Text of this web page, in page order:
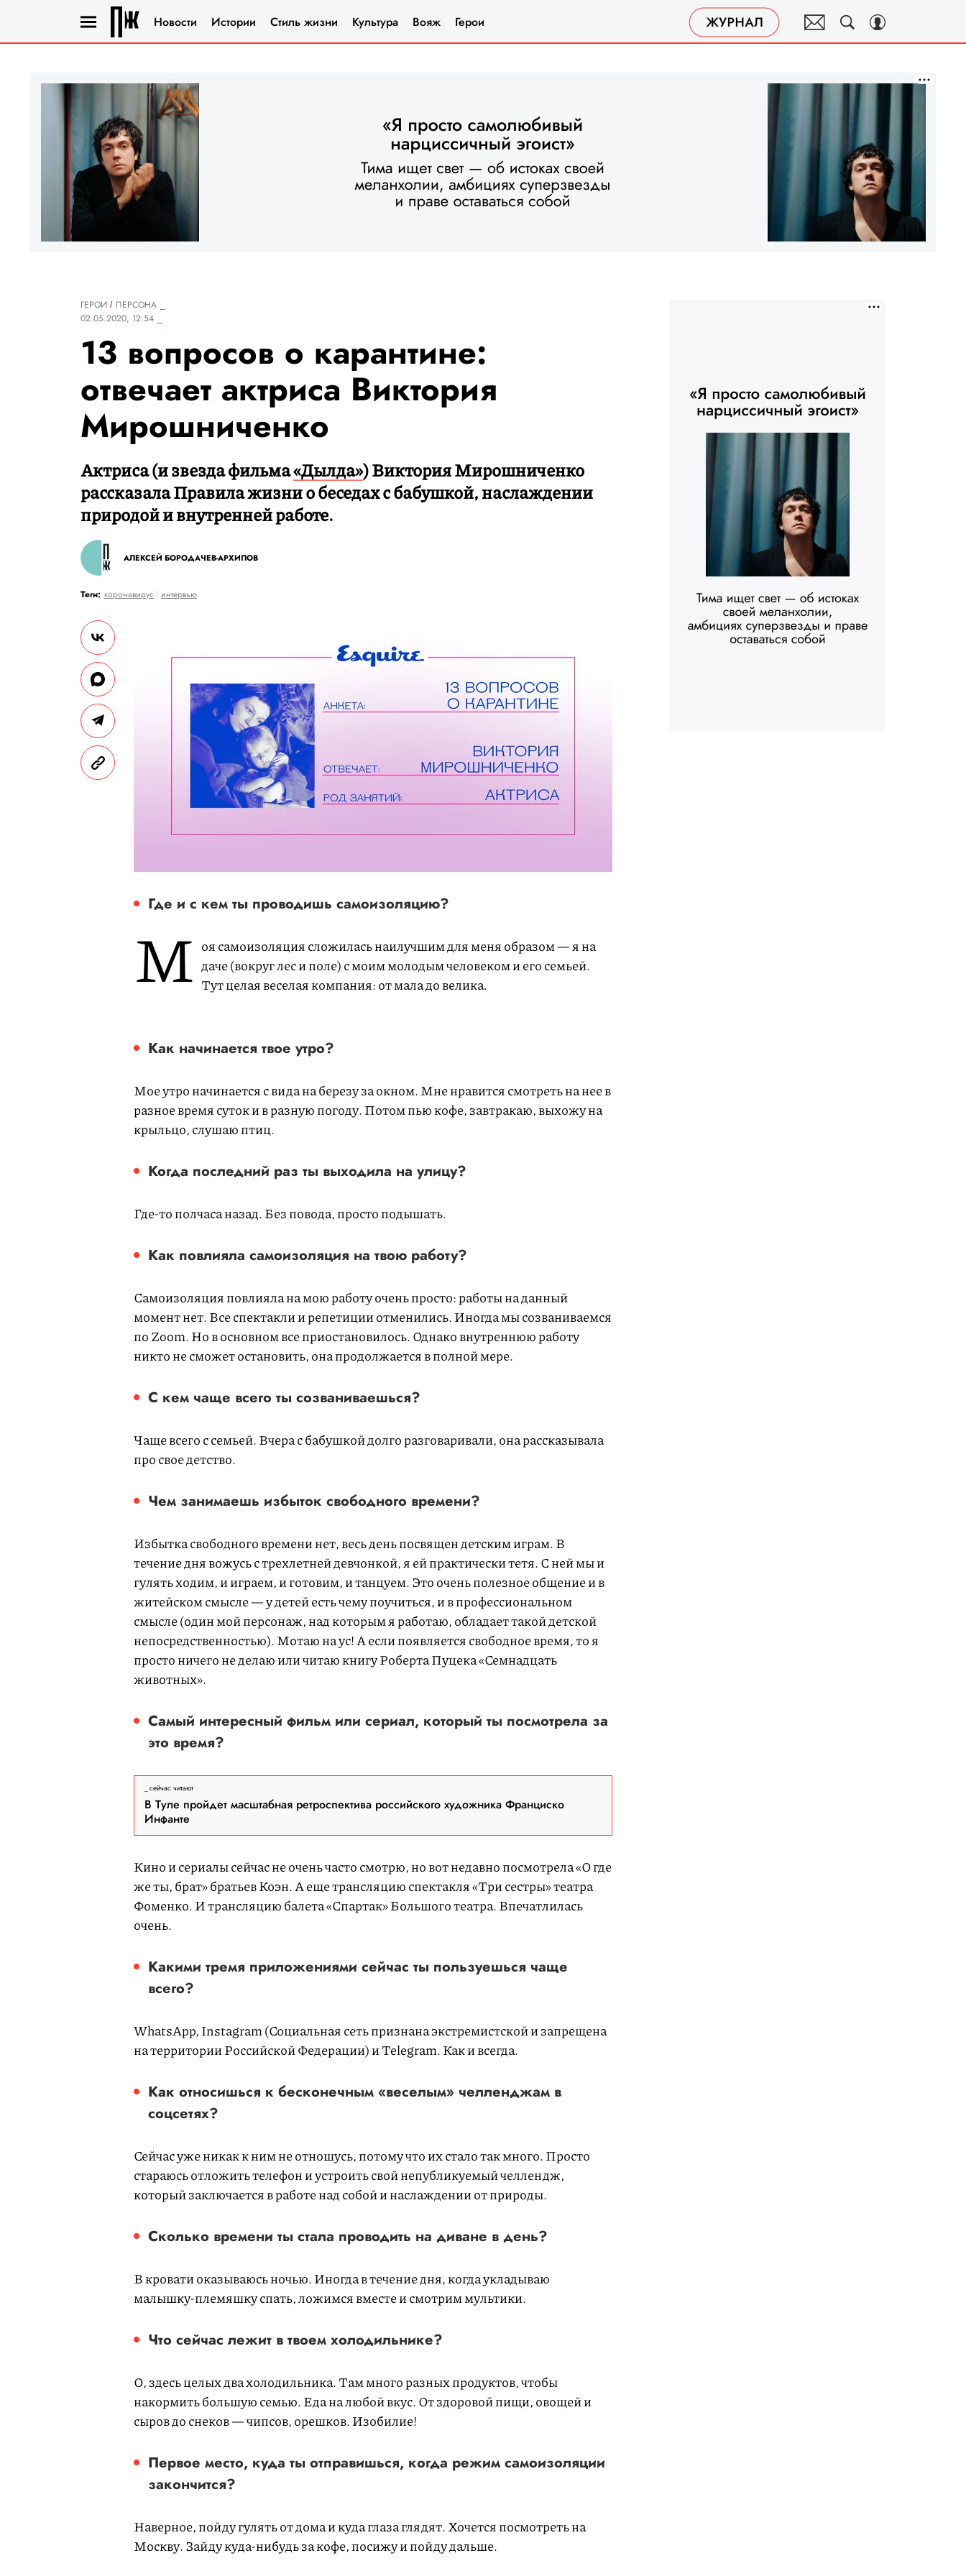
Новости Истории Стиль жизни Культура Вояж Герои
ГЕРОИ
ПЕРСОНА
02.05.2020, 12:54
13 вопросов о карантине:
отвечает актриса Виктория
Мирошниченко
Актриса (и звезда фильма«Дылда») Виктория Мирошниченко
рассказала Правила жизни о беседах с бабушкой, наслаждении
природой и внутренней работе.
АЛЕКСЕЙ БОРОДАЧЕВ-АРХИПОВ
Теги: коронавирус интервью
Где и с кем ты проводишь самоизоляцию?
М оя самоизоляция сложилась наилучшим для меня образом — я на
даче (вокруг лес и поле) с моим молодым человеком и его семьей.
Тут целая веселая компания: от мала до велика.
Как начинается твое утро?
Мое утро начинается с вида на березу за окном. Мне нравится смотреть на нее в
разное время суток и в разную погоду. Потом пью кофе, завтракаю, выхожу на
крыльцо, слушаю птиц.
Когда последний раз ты выходила на улицу?
Где-то полчаса назад. Без повода, просто подышать.
Как повлияла самоизоляция на твою работу?
Самоизоляция повлияла на мою работу очень просто: работы на данный
момент нет. Все спектакли и репетиции отменились. Иногда мы созваниваемся
по Zoom. Но в основном все приостановилось. Однако внутреннюю работу
никто не сможет остановить, она продолжается в полной мере.
С кем чаще всего ты созваниваешься?
Чаще всего с семьей. Вчера с бабушкой долго разговаривали, она рассказывала
про свое детство.
Чем занимаешь избыток свободного времени?
Избытка свободного времени нет, весь день посвящен детским играм. В
течение дня вожусь с трехлетней девчонкой, я ей практически тетя. С ней мы и
гулять ходим, и играем, и готовим, и танцуем. Это очень полезное общение и в
житейском смысле — у детей есть чему поучиться, и в профессиональном
смысле (один мой персонаж, над которым я работаю, обладает такой детской
непосредственностью). Мотаю на ус! А если появляется свободное время, то я
просто ничего не делаю или читаю книгу Роберта Пуцека «Семнадцать
животных».
Самый интересный фильм или сериал, который ты посмотрела за
это время?
сейчас читают
В Туле пройдет масштабная ретроспектива российского художника Франциско
Инфанте
Кино и сериалы сейчас не очень часто смотрю, но вот недавно посмотрела «О где
же ты, брат» братьев Коэн. А еще трансляцию спектакля «Три сестры» театра
Фоменко. И трансляцию балета «Спартак» Большого театра. Впечатлилась
очень.
Какими тремя приложениями сейчас ты пользуешься чаще
всего?
WhatsApp, Instagram (Социальная сеть признана экстремистской и запрещена
на территории Российской Федерации) и Telegram. Как и всегда.
Как относишься к бесконечным «веселым» челленджам в
соцсетях?
Сейчас уже никак к ним не отношусь, потому что их стало так много. Просто
стараюсь отложить телефон и устроить свой непубликуемый челлендж,
который заключается в работе над собой и наслаждении от природы.
Сколько времени ты стала проводить на диване в день?
В кровати оказываюсь ночью. Иногда в течение дня, когда укладываю
малышку-племяшку спать, ложимся вместе и смотрим мультики.
Что сейчас лежит в твоем холодильнике?
О, здесь целых два холодильника. Там много разных продуктов, чтобы
накормить большую семью. Еда на любой вкус. От здоровой пищи, овощей и
сыров до снеков — чипсов, орешков. Изобилие!
Первое место, куда ты отправишься, когда режим самоизоляции
закончится?
Наверное, пойду гулять от дома и куда глаза глядят. Хочется посмотреть на
Москву. Зайду куда-нибудь за кофе, посижу и пойду дальше.